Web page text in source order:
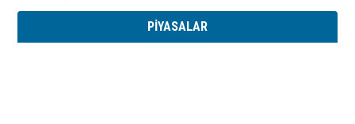
PİYASALAR